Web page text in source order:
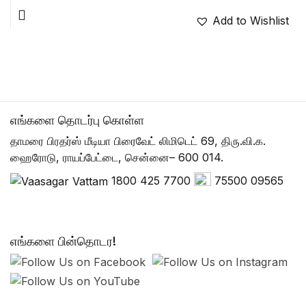
Add to Wishlist
எங்களை தொடர்பு கொள்ள
தாமரை பிரதர்ஸ் மீடியா பிரைவேட் லிமிடெட் 69, திரு.வி.க.
ஹைரோடு, ராயப்பேட்டை, சென்னை– 600 014.
1800 425 7700
75500 09565
எங்களை பின்தொடர!